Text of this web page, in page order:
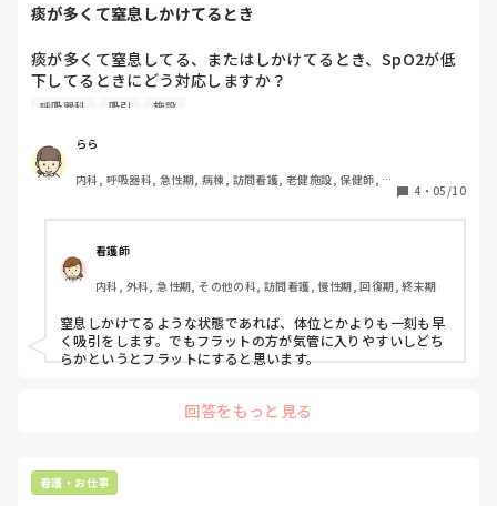
痰が多くて窒息しかけてるとき
痰が多くて窒息してる、またはしかけてるとき、SpO2が低
下してるときにどう対応しますか？
とりあえず吸引すると思うのですが、その時はベッドをギャ
わかりません。
私自身はフラットにして吸引していたのですが、人によって
対応も違うしどうするのが正解なのでしょうか？
呼吸器科 吸引 施設
らら
内科, 呼吸器科, 急性期, 病棟, 訪問看護, 老健施設, 保健師, 一
4 ・ 05/10
看護師
内科, 外科, 急性期, その他の科, 訪問看護, 慢性期, 回復期, 終末期
窒息しかけてるような状態であれば、体位とかよりも一刻も早
く吸引をします。でもフラットの方が気管に入りやすいしどち
らかというとフラットにすると思います。
回答をもっと見る
看護・お仕事